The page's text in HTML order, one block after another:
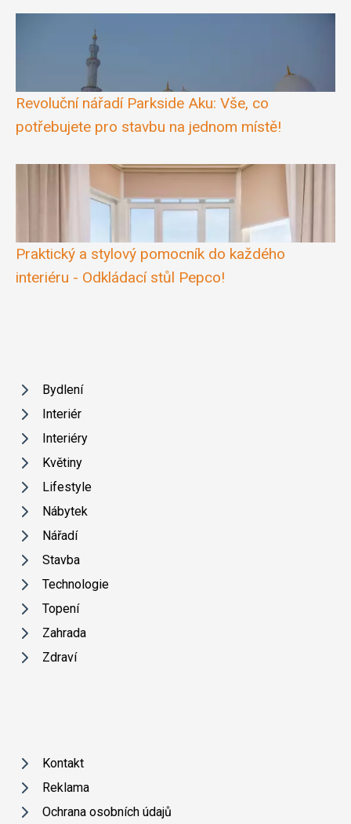
Revoluční nářadí Parkside Aku: Vše, co
potřebujete pro stavbu na jednom místě!
Praktický a stylový pomocník do každého
interiéru - Odkládací stůl Pepco!
Bydlení
Interiér
Interiéry
Květiny
Lifestyle
Nábytek
Nářadí
Stavba
Technologie
Topení
Zahrada
Zdraví
Kontakt
Reklama
Ochrana osobních údajů